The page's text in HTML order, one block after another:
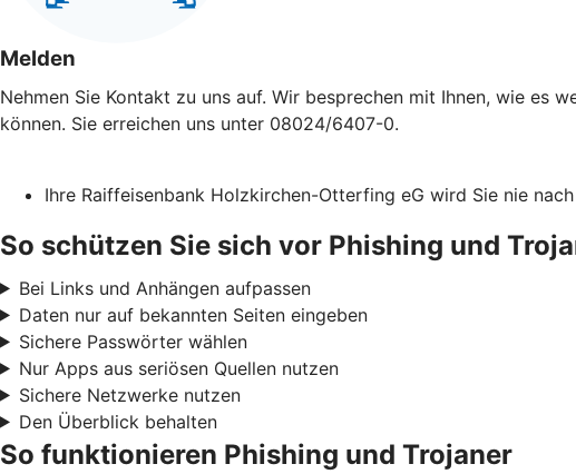
Melden
Nehmen Sie Kontakt zu uns auf. Wir besprechen mit Ihnen, wie es
können. Sie erreichen uns unter 08024/6407-0.
Ihre Raiffeisenbank Holzkirchen-Otterfing eG wird Sie nie
So schützen Sie sich vor Phishing und
Bei Links und Anhängen aufpassen
Daten nur auf bekannten Seiten eingeben
Sichere Passwörter wählen
Nur Apps aus seriösen Quellen nutzen
Sichere Netzwerke nutzen
Den Überblick behalten
So funktionieren Phishing und Trojaner